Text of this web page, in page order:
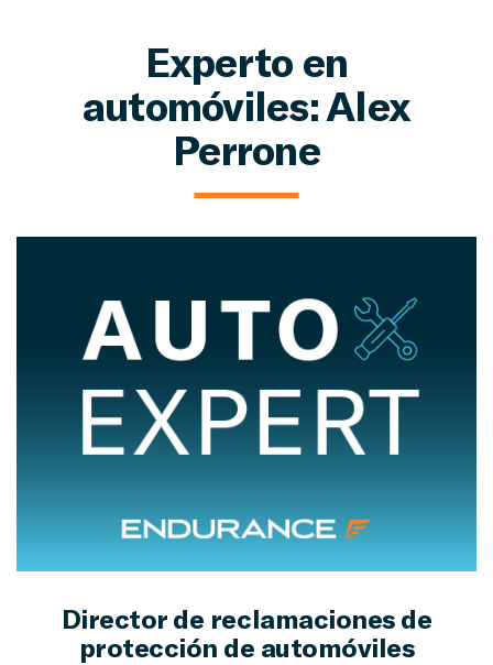
Experto en
automóviles: Alex
Perrone
Director de reclamaciones de
protección de automóviles